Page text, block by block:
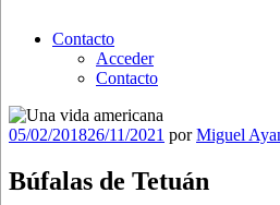
Contacto
Acceder
Contacto
Publicado
05/02/201826/11/2021 porMiguel
Búfalas de Tetuán